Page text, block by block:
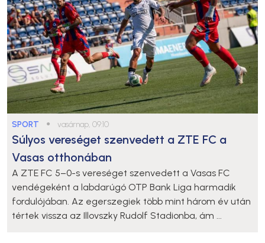
SPORT ● vasárnap, 09:10
Súlyos vereséget szenvedett a ZTE FC a
Vasas otthonában
A ZTE FC 5–0-s vereséget szenvedett a Vasas FC
vendégeként a labdarúgó OTP Bank Liga harmadik
fordulójában. Az egerszegiek több mint három év után
tértek vissza az Illovszky Rudolf Stadionba, ám ...